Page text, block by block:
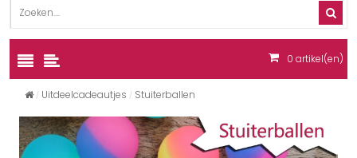
0 artikel(en)
Uitdeelcadeautjes Stuiterballen